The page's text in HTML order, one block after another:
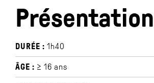
Présentation
DURÉE : 1h40
ÂGE : ≥ 16 ans